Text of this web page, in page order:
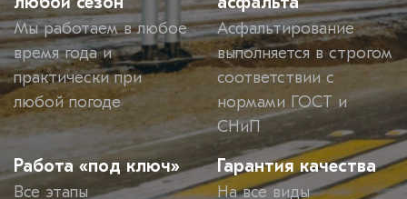
Мы работаем в любое
время года и
практически при
любой погоде
Асфальтирование
выполняется в строгом
соответствии с
нормами ГОСТ и
СНиП
Работа «под ключ»
Все этапы
Гарантия качества
На все виды